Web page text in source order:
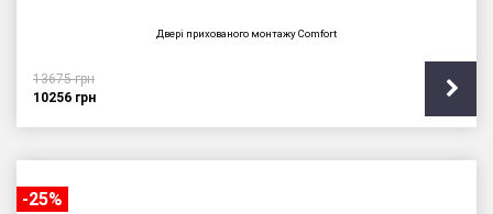
Двері прихованого монтажу Сomfort
13675грн
10256 грн
-25%